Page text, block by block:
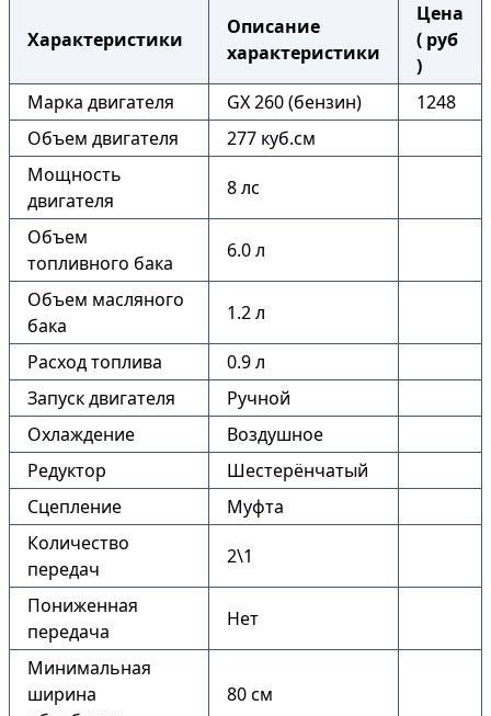
Характеристики
Описание
характеристики
Цена
( руб
)
Марка двигателя
GX 260 (бензин)
1248
Объем двигателя
277 куб.см
Мощность
двигателя
8 лс
Объем
топливного бака
6.0 л
Объем масляного
бака
1.2 л
Расход топлива
0.9 л
Запуск двигателя
Ручной
Охлаждение
Воздушное
Редуктор
Шестерёнчатый
Сцепление
Муфта
Количество
передач
2\1
Пониженная
передача
Нет
Минимальная
ширина
80 см